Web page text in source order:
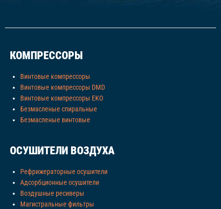
КОМПРЕССОРЫ
Винтовые компрессоры
Винтовые компрессоры DMD
Винтовые компрессоры EKO
Безмасленые спиральные
Безмасленые винтовые
ОСУШИТЕЛИ ВОЗДУХА
Рефрижераторные осушители
Адсорбционные осушители
Воздушные ресиверы
Магистральные фильтры